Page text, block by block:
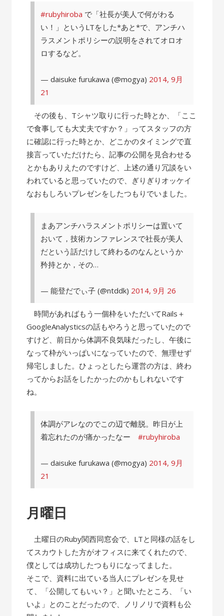
#rubyhiroba で「社長が美人で何がわる
い！」というLTをした*あと*で、アンチハ
ラスメントポリシーの説明をされてオロオ
ロするなど。
— daisuke furukawa (@mogya) 2014, 9月
21
その後も、Tシャツ取りに行った時とか、「ここ
で食事しても大丈夫ですか？」ってスタッフの方
に確認に行った時とか、どこかのタイミングで直
接言っていただけたら、記事の公開を見合わせる
とかもありえたのですけど、上述の通り冗談をい
われていると思っていたので、ぎりぎりオッケイ
なおもしろいプレゼンをしたつもりでいました。
まあアンチハラスメントポリシーは置いて
おいて，技術カンファレンスで社長が美人
だという話だけして終わるのなんというか
矜持とか，その…
— 能登だでぃ子 (@ntddk) 2014, 9月 26
時間があればもう一個枠をいただいてRails＋
GoogleAnalysticsの話もやろうと思っていたので
すけど、前日から体調不良気味だったし、午後に
なって枠がいっぱいになっていたので、無理せず
帰宅しました。ひょっとしたら運営の方は、終わ
ってからお話をしたかったのかもしれないです
ね。
体調がアレなのでこの辺で離脱。昨日が上
着忘れたのが痛かったなー#rubyhiroba
— daisuke furukawa (@mogya) 2014, 9月
21
月曜日
土曜日のRuby関西同窓会で、LTと同様の話をし
てスカウトした方がオフィスに来てくれたので、
僕としては成功したつもりになってました。
そこで、資料に出ている当人にプレゼンを見せ
て、「公開してもいい？」と聞いたところ、「い
いよ」とのことだったので、ノリノリで資料も公